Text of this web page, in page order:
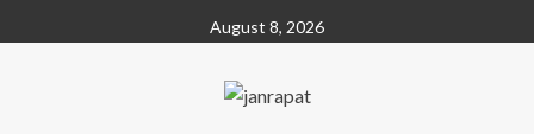
to
August 8, 2026